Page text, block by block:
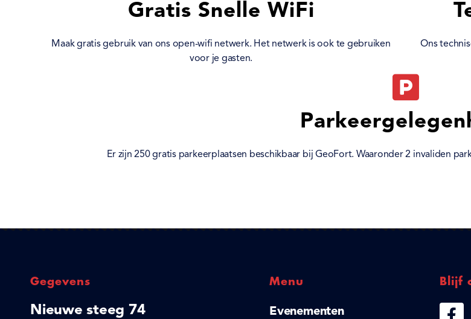
Gratis Snelle WiFi
Maak gratis gebruik van ons open-wifi netwerk. Het netwerk is ook te gebruiken
voor je gasten.
Ons
Er zijn 250 gratis parkeerplaatsen beschikbaar bij GeoFort. Waaronder 2 invaliden
Gegevens
Nieuwe steeg 74
Menu
Evenementen
Blijf